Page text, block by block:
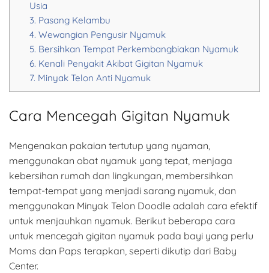
Usia
3. Pasang Kelambu
4. Wewangian Pengusir Nyamuk
5. Bersihkan Tempat Perkembangbiakan Nyamuk
6. Kenali Penyakit Akibat Gigitan Nyamuk
7. Minyak Telon Anti Nyamuk
Cara Mencegah Gigitan Nyamuk
Mengenakan pakaian tertutup yang nyaman,
menggunakan obat nyamuk yang tepat, menjaga
kebersihan rumah dan lingkungan, membersihkan
tempat-tempat yang menjadi sarang nyamuk, dan
menggunakan Minyak Telon Doodle adalah cara efektif
untuk menjauhkan nyamuk. Berikut beberapa cara
untuk mencegah gigitan nyamuk pada bayi yang perlu
Moms dan Paps terapkan, seperti dikutip dari Baby
Center.